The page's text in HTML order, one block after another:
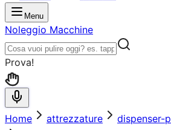
Menu
Noleggio Macchine
Prova!
Home attrezzature
dispenser-